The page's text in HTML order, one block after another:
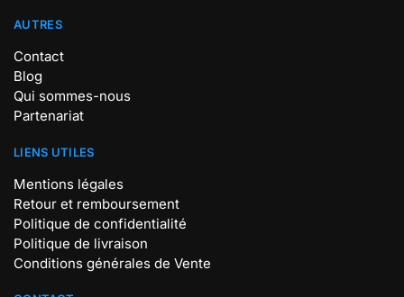
AUTRES
Contact
Blog
Qui sommes-nous
Partenariat
LIENS UTILES
Mentions légales
Retour et remboursement
Politique de confidentialité
Politique de livraison
Conditions générales de Vente